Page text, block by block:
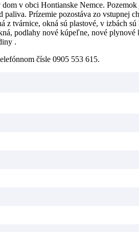
v obci Hontianske Nemce.
Prízemie pozostáva zo vstupnej
z tvárnice, okná sú plastové, v izbách
podlahy nové kúpeľne, nové
.
čísle 0905 553 615.